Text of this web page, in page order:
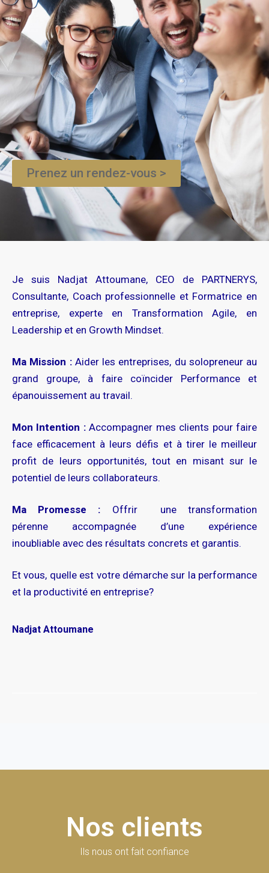
Prenez un rendez-vous >
Je suis Nadjat Attoumane, CEO de PARTNERYS,
Consultante, Coach professionnelle et Formatrice en
entreprise, experte en Transformation Agile, en
Leadership et en Growth Mindset.
Ma Mission :Aider les entreprises, du solopreneur au
grand groupe, à faire coïncider Performance et
épanouissement au travail.
Mon Intention :Accompagner mes clients pour faire
face efficacement à leurs défis et à tirer le meilleur
profit de leurs opportunités, tout en misant sur le
potentiel de leurs collaborateurs.
Ma Promesse : Offrir une transformation
pérenne accompagnée d’une expérience
inoubliable avec des résultats concrets et garantis.
Et vous, quelle est votre démarche sur la performance
et la productivité en entreprise?
Nadjat Attoumane
Nos clients
Ils nous ont fait confiance